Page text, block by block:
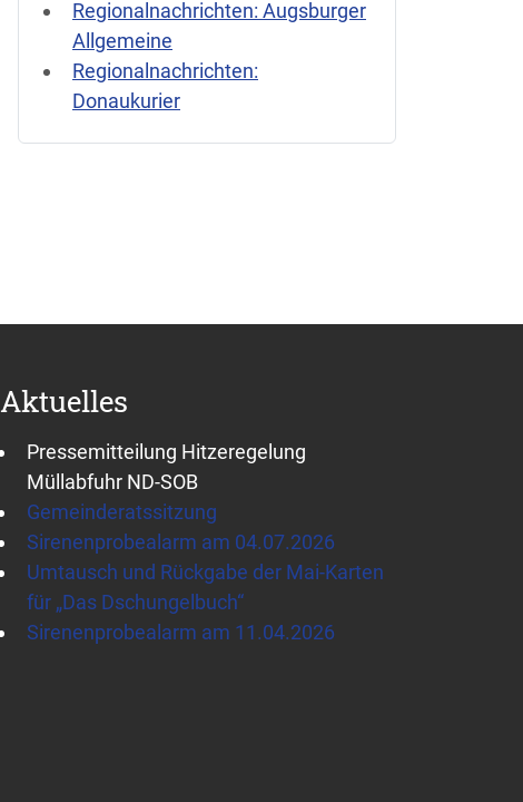
Regionalnachrichten: Augsburger
Allgemeine
Regionalnachrichten:
Donaukurier
Aktuelles
Pressemitteilung Hitzeregelung
Müllabfuhr ND-SOB
Gemeinderatssitzung
Sirenenprobealarm am 04.07.2026
Umtausch und Rückgabe der Mai-Karten
für „Das Dschungelbuch“
Sirenenprobealarm am 11.04.2026